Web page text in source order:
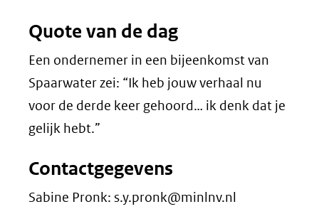
Quote van de dag
Een ondernemer in een bijeenkomst van
Spaarwater zei: “Ik heb jouw verhaal nu
voor de derde keer gehoord… ik denk dat je
gelijk hebt.”
Contactgegevens
Sabine Pronk: s.y.pronk@minlnv.nl